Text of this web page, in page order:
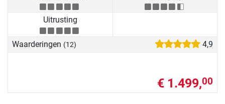
Uitrusting
Waarderingen (12) 4,9
€ 1.499,00